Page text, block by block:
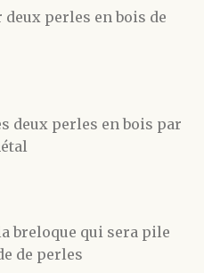
perles en bois de
deux perles en bois par
breloque qui sera pile
de perles